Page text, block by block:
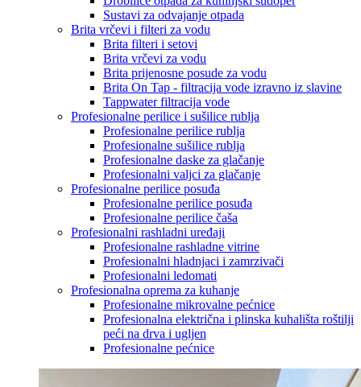
Sustavi za odvajanje otpada
Brita vrčevi i filteri za vodu
Brita filteri i setovi
Brita vrčevi za vodu
Brita prijenosne posude za vodu
Brita On Tap - filtracija vode izravno iz slavine
Tappwater filtracija vode
Profesionalne perilice i sušilice rublja
Profesionalne perilice rublja
Profesionalne sušilice rublja
Profesionalne daske za glačanje
Profesionalni valjci za glačanje
Profesionalne perilice posuđa
Profesionalne perilice posuđa
Profesionalne perilice čaša
Profesionalni rashladni uređaji
Profesionalne rashladne vitrine
Profesionalni hladnjaci i zamrzivači
Profesionalni ledomati
Profesionalna oprema za kuhanje
Profesionalne mikrovalne pećnice
Profesionalna električna i plinska kuhališta roštilji
peći na drva i ugljen
Profesionalne pećnice